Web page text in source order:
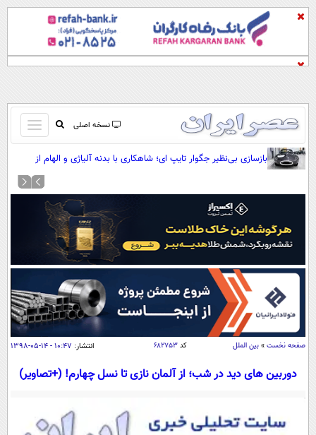
نسخه اصلی
باز
و
کردن
صفحه اول
آرشیو
نظرسنجی
آب و هوا
اوقات شرعی
سواد زندگی
اقتصاد
اقتصادی
جامعه
حوادث
بین الملل
بازسازی بی‌نظیر جگوار تایپ ای؛ شاهکاری با بدنه آلیاژی و الهام از
صفحه نخست » بین الملل کد ۶۸۲۷۵۳ انتشار: ۱۰:۴۷ - ۱۴-۰۵-۱۳۹۸
دوربین های دید در شب؛ از آلمان نازی تا نسل چهارم! (+تصاویر)